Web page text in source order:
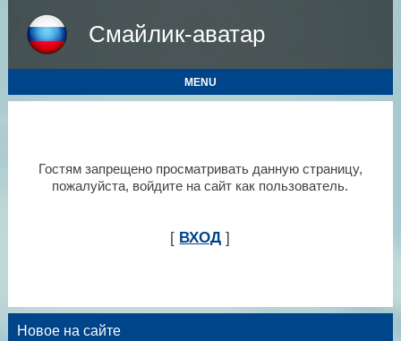
Смайлик-аватар
MENU
Гостям запрещено просматривать данную страницу,
пожалуйста, войдите на сайт как пользователь.
[ ВХОД ]
Новое на сайте